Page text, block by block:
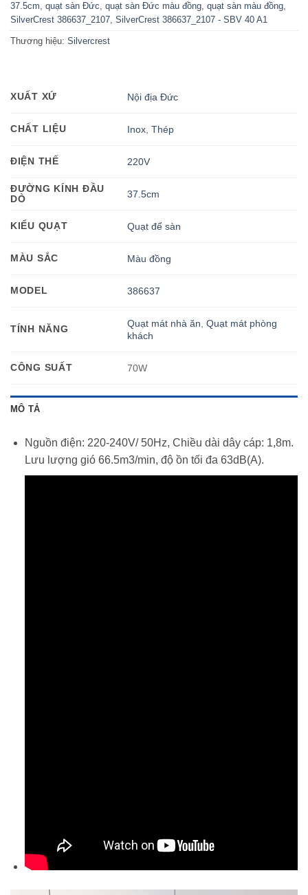
37.5cm, quạt sàn Đức, quạt sàn Đức màu đồng, quạt sàn màu đồng,
SilverCrest 386637_2107, SilverCrest 386637_2107 - SBV 40 A1
Thương hiệu: Silvercrest
XUẤT XỨ Nội địa Đức
CHẤT LIỆU Inox,Thép
ĐIỆN THẾ 220V
ĐƯỜNG KÍNH ĐẦU
DÒ
37.5cm
KIỂU QUẠT Quạt để sàn
MÀU SẮC Màu đồng
MODEL 386637
TÍNH NĂNG Quạt mát nhà ăn,Quạt mát phòng
khách
CÔNG SUẤT 70W
MÔ TẢ
Nguồn điện: 220-240V/ 50Hz, Chiều dài dây cáp: 1,8m.
Lưu lượng gió 66.5m3/min, độ ồn tối đa 63dB(A).